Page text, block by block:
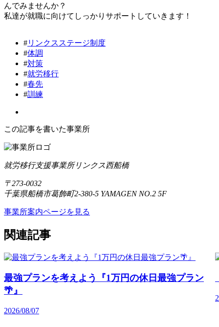
んでみませんか？
私達が就職に向けてしっかりサポートしていきます！
#リンクスステージ制度
#体調
#対策
#就労移行
#春先
#訓練
この記事を書いた事業所
就労移行支援事業所リンクス西船橋
〒273-0032
千葉県船橋市葛飾町2-380-5 YAMAGEN NO.2 5F
事業所案内ページを見る
関連記事
最強プランを考えよう『1万円の休日最強プラン
🌴』
2026/08/07